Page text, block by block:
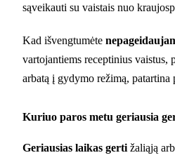
sąveikauti su vaistais nuo
Kad išvengtumėte
vartojantiems receptinius vaistus,
arbatą į gydymo režimą, patartina
Kuriuo paros metu geriausia
Geriausias laikas gertižaliąją